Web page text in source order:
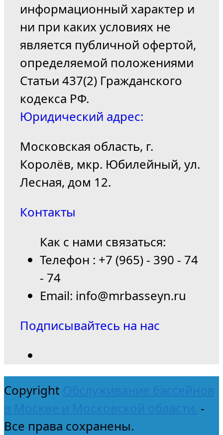
информационный характер и
ни при каких условиях не
является публичной офертой,
определяемой положениями
Статьи 437(2) Гражданского
кодекса РФ.
Юридический адрес:
Московская область, г.
Королёв, мкр. Юбилейный, ул.
Лесная, дом 12.
Контакты
Как с нами связаться:
Телефон : +7 (965) - 390 - 74
- 74
Email: info@mrbasseyn.ru
Подписывайтесь на нас
Copyright Обслуживание бассейнов
в Москве и Московской области. -
Все права сохранены.